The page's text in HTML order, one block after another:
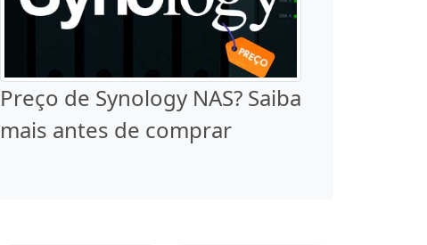
Preço de Synology NAS? Saiba
mais antes de comprar